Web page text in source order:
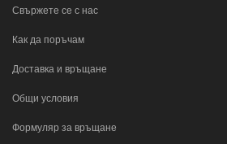
Свържете се с нас
Как да поръчам
Доставка и връщане
Общи условия
Формуляр за връщане